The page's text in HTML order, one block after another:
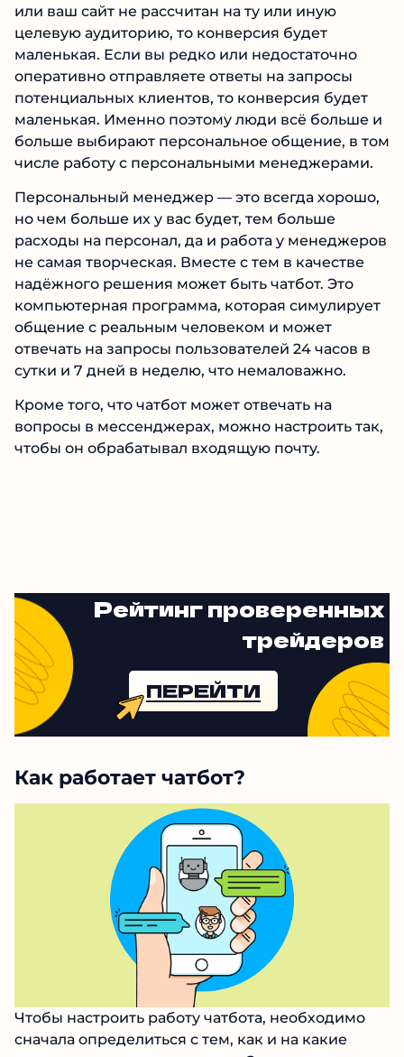
или ваш сайт не рассчитан на ту или иную
целевую аудиторию, то конверсия будет
маленькая. Если вы редко или недостаточно
оперативно отправляете ответы на запросы
потенциальных клиентов, то конверсия будет
маленькая. Именно поэтому люди всё больше и
больше выбирают персональное общение, в том
числе работу с персональными менеджерами.
Персональный менеджер — это всегда хорошо,
но чем больше их у вас будет, тем больше
расходы на персонал, да и работа у менеджеров
не самая творческая. Вместе с тем в качестве
надёжного решения может быть чатбот. Это
компьютерная программа, которая симулирует
общение с реальным человеком и может
отвечать на запросы пользователей 24 часов в
сутки и 7 дней в неделю, что немаловажно.
Кроме того, что чатбот может отвечать на
вопросы в мессенджерах, можно настроить так,
чтобы он обрабатывал входящую почту.
Рейтинг проверенных
трейдеров
ПЕРЕЙТИ
Как работает чатбот?
Чтобы настроить работу чатбота, необходимо
сначала определиться с тем, как и на какие